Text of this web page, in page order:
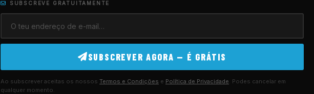
SUBSCREVE GRATUITAMENTE
SUBSCREVER AGORA — É GRÁTIS
Ao subscrever aceitas os nossos Termos e Condições e Política de Privacidade. Podes cancelar em
qualquer momento.